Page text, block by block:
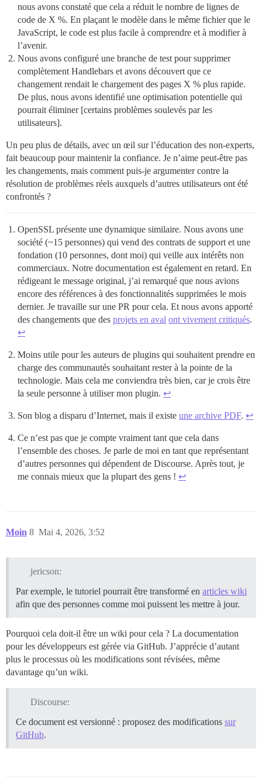
nous avons constaté que cela a réduit le nombre de lignes de
code de X %. En plaçant le modèle dans le même fichier que le
JavaScript, le code est plus facile à comprendre et à modifier à
l’avenir.
Nous avons configuré une branche de test pour supprimer
complètement Handlebars et avons découvert que ce
changement rendait le chargement des pages X % plus rapide.
De plus, nous avons identifié une optimisation potentielle qui
pourrait éliminer [certains problèmes soulevés par les
utilisateurs].
Un peu plus de détails, avec un œil sur l’éducation des non-experts,
fait beaucoup pour maintenir la confiance. Je n’aime peut-être pas
les changements, mais comment puis-je argumenter contre la
résolution de problèmes réels auxquels d’autres utilisateurs ont été
confrontés ?
OpenSSL présente une dynamique similaire. Nous avons une
société (~15 personnes) qui vend des contrats de support et une
fondation (10 personnes, dont moi) qui veille aux intérêts non
commerciaux. Notre documentation est également en retard. En
rédigeant le message original, j’ai remarqué que nous avions
encore des références à des fonctionnalités supprimées le mois
dernier. Je travaille sur une PR pour cela. Et nous avons apporté
des changements que des projets en aval ont vivement critiqués.
↩︎
Moins utile pour les auteurs de plugins qui souhaitent prendre en
charge des communautés souhaitant rester à la pointe de la
technologie. Mais cela me conviendra très bien, car je crois être
la seule personne à utiliser mon plugin. ↩︎
Son blog a disparu d’Internet, mais il existe une archive PDF. ↩︎
Ce n’est pas que je compte vraiment tant que cela dans
l’ensemble des choses. Je parle de moi en tant que représentant
d’autres personnes qui dépendent de Discourse. Après tout, je
me connais mieux que la plupart des gens ! ↩︎
Moin Mai 4, 2026, 3:52
8
jericson:
Par exemple, le tutoriel pourrait être transformé en articles wiki
afin que des personnes comme moi puissent les mettre à jour.
Pourquoi cela doit-il être un wiki pour cela ? La documentation
pour les développeurs est gérée via GitHub. J’apprécie d’autant
plus le processus où les modifications sont révisées, même
davantage qu’un wiki.
Discourse:
Ce document est versionné : proposez des modifications sur
GitHub.